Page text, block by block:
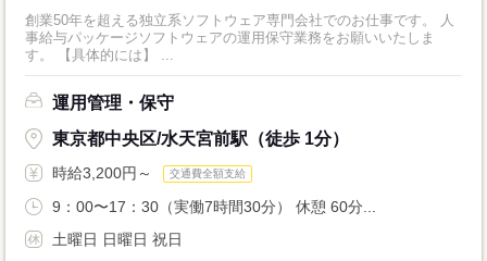
創業50年を超える独立系ソフトウェア専門会社でのお仕事です。 人
事給与パッケージソフトウェアの運用保守業務をお願いいたしま
す。 【具体的には】 ...
運用管理・保守
東京都中央区/水天宮前駅（徒歩 1分）
時給3,200円～ 交通費全額支給
9：00〜17：30（実働7時間30分） 休憩 60分...
土曜日 日曜日 祝日